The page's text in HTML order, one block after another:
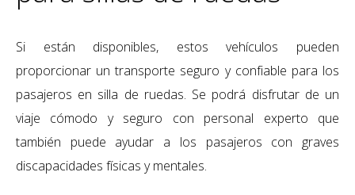
Si están disponibles, estos vehículos pueden
proporcionar un transporte seguro y confiable para los
pasajeros en silla de ruedas. Se podrá disfrutar de un
viaje cómodo y seguro con personal experto que
también puede ayudar a los pasajeros con graves
discapacidades físicas y mentales.